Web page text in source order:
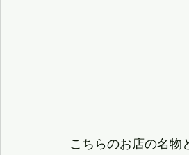
こちらのお店の名物